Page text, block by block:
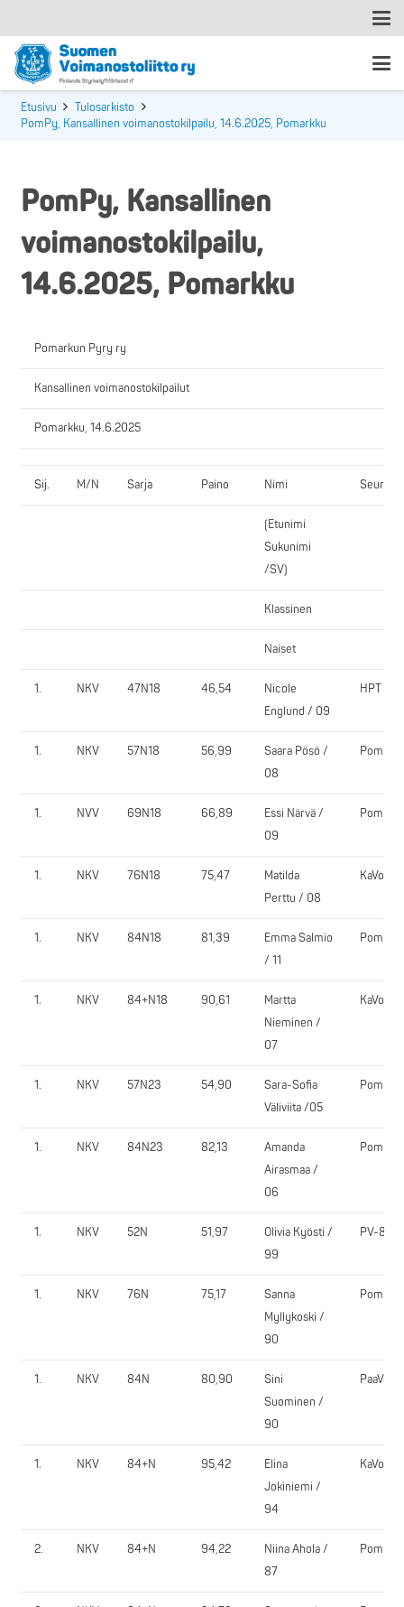
Etusivu
Tulosarkisto
PomPy, Kansallinen voimanostokilpailu, 14.6.2025, Pomarkku
PomPy, Kansallinen
voimanostokilpailu,
14.6.2025, Pomarkku
Pomarkun Pyry ry
Kansallinen voimanostokilpailut
Pomarkku, 14.6.2025
Sij. M/N Sarja Paino Nimi Seura
(Etunimi
Sukunimi
/SV)
Klassinen
Naiset
1. NKV 47N18 46,54
Nicole
Englund / 09
HPT
1. NKV 57N18 56,99
Saara Pösö /
08
PomPy
1. NVV 69N18 66,89
Essi Närvä /
09
PomPy
1. NKV 76N18 75,47
Matilda
Perttu / 08
KaVo
1. NKV 84N18 81,39
Emma Salmio
/ 11
PomPy
1. NKV 84+N18 90,61
Martta
Nieminen /
07
KaVo
1. NKV 57N23 54,90
Sara-Sofia
Väliviita /05
PomPy
1. NKV 84N23 82,13
Amanda
Airasmaa /
06
PomPy
1. NKV 52N 51,97
Olivia Kyösti /
99
PV-81
1. NKV 76N 75,17
Sanna
Myllykoski /
90
PomPy
1. NKV 84N 80,90
Sini
Suominen /
90
PaaVo
1. NKV 84+N 95,42
Elina
Jokiniemi /
94
KaVo
2. NKV 84+N 94,22
Niina Ahola /
87
Pompy